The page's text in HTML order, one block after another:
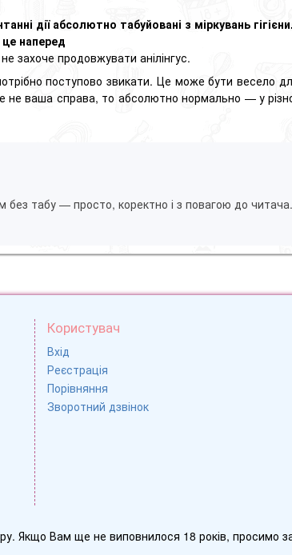
дії абсолютно табуйовані з міркувань гігієни.
наперед
захоче продовжувати анілінгус.
поступово звикати. Це може бути весело
не ваша справа, то абсолютно нормально — у
без табу — просто, коректно і з повагою до читача.
Користувач
Вхід
Реєстрація
Порівняння
Зворотний дзвінок
Якщо Вам ще не виповнилося 18 років, просимо